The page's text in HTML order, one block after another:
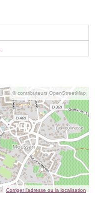
© contributeurs OpenStreetMap
Corriger l’adresse ou la localisation